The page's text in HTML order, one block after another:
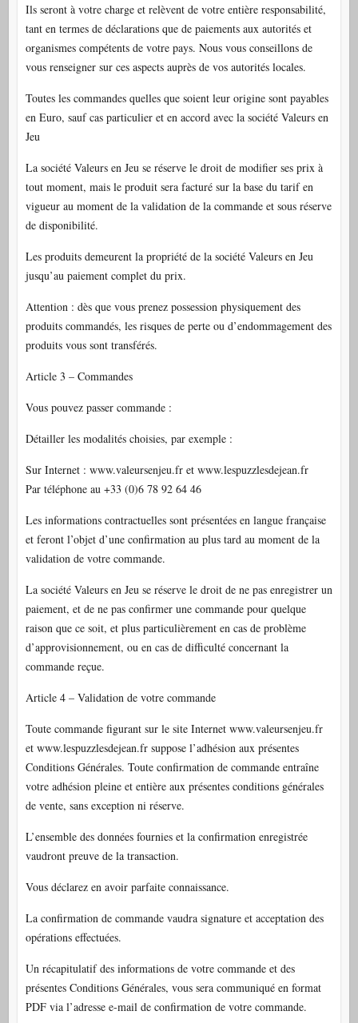
Ils seront à votre charge et relèvent de votre entière responsabilité,
tant en termes de déclarations que de paiements aux autorités et
organismes compétents de votre pays. Nous vous conseillons de
vous renseigner sur ces aspects auprès de vos autorités locales.
Toutes les commandes quelles que soient leur origine sont payables
en Euro, sauf cas particulier et en accord avec la société Valeurs en
Jeu
La société Valeurs en Jeu se réserve le droit de modifier ses prix à
tout moment, mais le produit sera facturé sur la base du tarif en
vigueur au moment de la validation de la commande et sous réserve
de disponibilité.
Les produits demeurent la propriété de la société Valeurs en Jeu
jusqu’au paiement complet du prix.
Attention : dès que vous prenez possession physiquement des
produits commandés, les risques de perte ou d’endommagement des
produits vous sont transférés.
Article 3 – Commandes
Vous pouvez passer commande :
Détailler les modalités choisies, par exemple :
Sur Internet : www.valeursenjeu.fr et www.lespuzzlesdejean.fr
Par téléphone au +33 (0)6 78 92 64 46
Les informations contractuelles sont présentées en langue française
et feront l’objet d’une confirmation au plus tard au moment de la
validation de votre commande.
La société Valeurs en Jeu se réserve le droit de ne pas enregistrer un
paiement, et de ne pas confirmer une commande pour quelque
raison que ce soit, et plus particulièrement en cas de problème
d’approvisionnement, ou en cas de difficulté concernant la
commande reçue.
Article 4 – Validation de votre commande
Toute commande figurant sur le site Internet www.valeursenjeu.fr
et www.lespuzzlesdejean.fr suppose l’adhésion aux présentes
Conditions Générales. Toute confirmation de commande entraîne
votre adhésion pleine et entière aux présentes conditions générales
de vente, sans exception ni réserve.
L’ensemble des données fournies et la confirmation enregistrée
vaudront preuve de la transaction.
Vous déclarez en avoir parfaite connaissance.
La confirmation de commande vaudra signature et acceptation des
opérations effectuées.
Un récapitulatif des informations de votre commande et des
présentes Conditions Générales, vous sera communiqué en format
PDF via l’adresse e-mail de confirmation de votre commande.